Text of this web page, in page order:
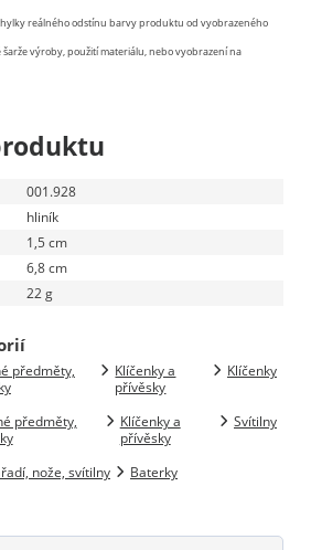
reálného odstínu barvy produktu od vyobrazeného
výroby, použití materiálu, nebo vyobrazení na
001.928
hliník
1,5 cm
6,8 cm
22 g
předměty,
Klíčenky a
přívěsky
Klíčenky
předměty,
Klíčenky a
přívěsky
Svítilny
nože, svítilny Baterky